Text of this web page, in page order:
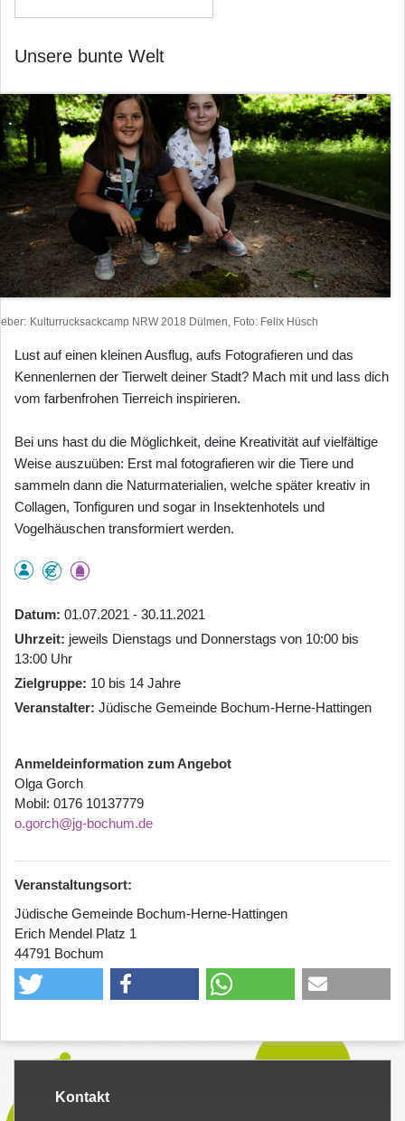
Unsere bunte Welt
Kulturrucksackcamp NRW 2018 Dülmen, Foto: Felix Hüsch
Lust auf einen kleinen Ausflug, aufs Fotografieren und das
Kennenlernen der Tierwelt deiner Stadt? Mach mit und lass dich
vom farbenfrohen Tierreich inspirieren.
Bei uns hast du die Möglichkeit, deine Kreativität auf vielfältige
Weise auszuüben: Erst mal fotografieren wir die Tiere und
sammeln dann die Naturmaterialien, welche später kreativ in
Collagen, Tonfiguren und sogar in Insektenhotels und
Vogelhäuschen transformiert werden.
Datum 01.07.2021 - 30.11.2021
Uhrzeit jeweils Dienstags und Donnerstags von 10:00 bis
13:00 Uhr
Zielgruppe 10 bis 14 Jahre
Veranstalter Jüdische Gemeinde Bochum-Herne-Hattingen
Anmeldeinformation zum Angebot
Olga Gorch
Mobil: 0176 10137779
o.gorch@jg-bochum.de
Veranstaltungsort:
Jüdische Gemeinde Bochum-Herne-Hattingen
Erich Mendel Platz 1
44791 Bochum
Kontakt